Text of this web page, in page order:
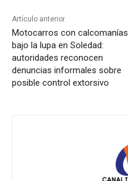
Artículo anterior
Motocarros con calcomanías
bajo la lupa en Soledad:
autoridades reconocen
denuncias informales sobre
posible control extorsivo